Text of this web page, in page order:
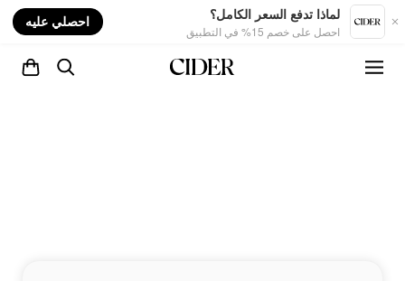
لماذا تدفع السعر الكامل؟
احصل على خصم 15% في التطبيق
احصلي عليه